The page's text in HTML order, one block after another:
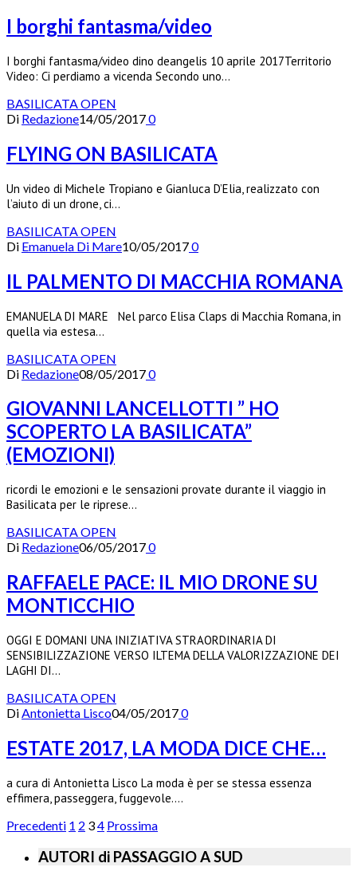
I borghi fantasma/video
I borghi fantasma/video dino deangelis 10 aprile 2017Territorio
Video: Ci perdiamo a vicenda Secondo uno…
BASILICATA OPEN
Di Redazione14/05/20170
FLYING ON BASILICATA
Un video di Michele Tropiano e Gianluca D’Elia, realizzato con
l’aiuto di un drone, ci…
BASILICATA OPEN
Di Emanuela Di Mare10/05/20170
IL PALMENTO DI MACCHIA ROMANA
EMANUELA DI MARE Nel parco Elisa Claps di Macchia Romana, in
quella via estesa…
BASILICATA OPEN
Di Redazione08/05/20170
GIOVANNI LANCELLOTTI ” HO
SCOPERTO LA BASILICATA”
(EMOZIONI)
ricordi le emozioni e le sensazioni provate durante il viaggio in
Basilicata per le riprese…
BASILICATA OPEN
Di Redazione06/05/20170
RAFFAELE PACE: IL MIO DRONE SU
MONTICCHIO
OGGI E DOMANI UNA INIZIATIVA STRAORDINARIA DI
SENSIBILIZZAZIONE VERSO ILTEMA DELLA VALORIZZAZIONE DEI
LAGHI DI…
BASILICATA OPEN
DiAntonietta Lisco04/05/20170
ESTATE 2017, LA MODA DICE CHE…
a cura di Antonietta Lisco La moda è per se stessa essenza
effimera, passeggera, fuggevole.…
Precedenti 1 2 34 Prossima
AUTORI di PASSAGGIO A SUD